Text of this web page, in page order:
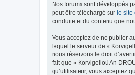
Nos forums sont développés
peut être téléchargé sur le site
conduite et du contenu que
Vous acceptez de ne publier
lequel le serveur de «
nous réservons le droit
fait que « Korvigelloù An
qu’utilisateur, vous acceptez